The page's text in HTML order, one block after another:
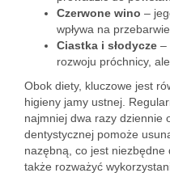
Czerwone wino –
wpływa na
Ciastka i słodycze –
rozwoju próchnicy,
Obok diety, kluczowe jest
higieny jamy ustnej.
najmniej dwa razy dziennie
dentystycznej pomoże
nazębną, co jest
także rozważyć